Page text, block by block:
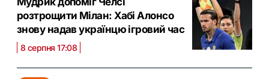
розтрощити Мілан: Хабі Алонсо
знову надав українцю ігровий час
8 серпня 17:08